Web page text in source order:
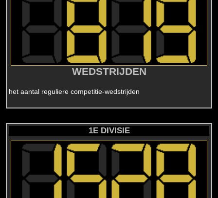
WEDSTRIJDEN
het aantal reguliere competitie-wedstrijden
1E DIVISIE